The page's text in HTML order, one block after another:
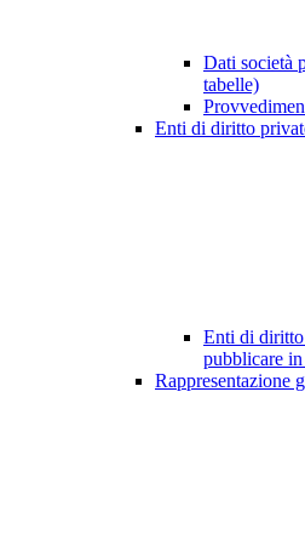
Dati società
tabelle)
Enti di diritto
Enti di
pubblicare
Rappresentazione